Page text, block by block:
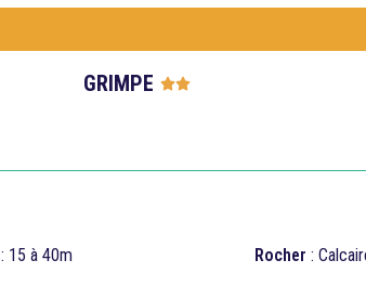
GRIMPE 
: 15 à 40m Rocher :